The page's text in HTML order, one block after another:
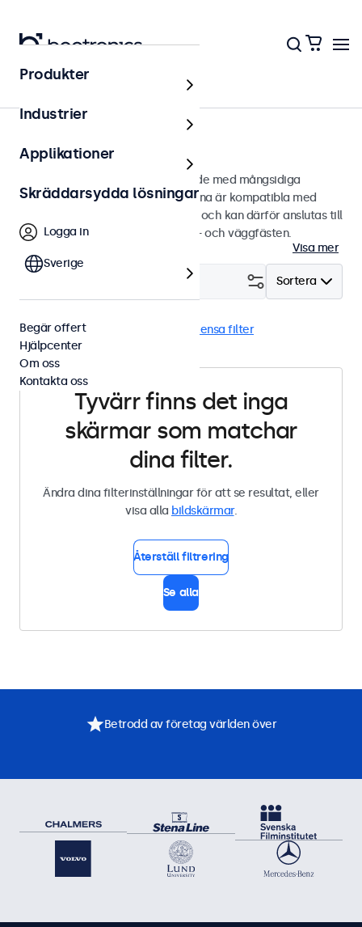
Hem
75mm VESA-bildskärmar
75 mm VESA-bildskärmar designade med mångsidiga
monteringsalternativ. Bildskärmarna är kompatibla med
standard VESA-monteringssystem och kan därför anslutas till
universalstativ, monitorarmar, tak- och väggfästen.
Visa mer
Sortera
VESA 75 x 75 Rensa filter
Tyvärr finns det inga
skärmar som matchar
dina filter.
Ändra dina filterinställningar för att se resultat, eller
visa alla bildskärmar.
Återställ filtrering
Se alla
Produkter
Industrier
Applikationer
Skräddarsydda lösningar
Logga in
Sverige
Begär offert
Hjälpcenter
Om oss
Kontakta oss
Betrodd av företag världen över